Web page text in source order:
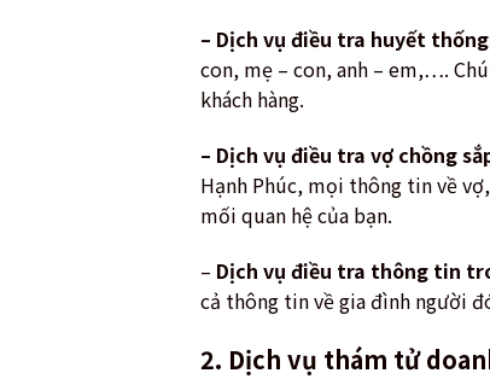
– Dịch vụ điều tra huyết
con, mẹ – con, anh – em,….
khách hàng.
– Dịch vụ điều tra vợ chồng
Hạnh Phúc, mọi thông tin về
mối quan hệ của bạn.
– Dịch vụ điều tra thông tin
cả thông tin về gia đình người
2. Dịch vụ thám tử